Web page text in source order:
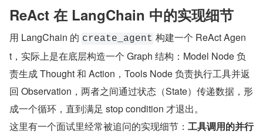
ReAct 在 LangChain 中的实现细节
用 LangChain 的 create_agent 构建一个 ReAct Agen
t，实际上是在底层构造一个 Graph 结构：Model Node 负
责生成 Thought 和 Action，Tools Node 负责执行工具并返
回 Observation，两者之间通过状态（State）传递数据，形
成一个循环，直到满足 stop condition 才退出。
这里有一个面试里经常被追问的实现细节： 工具调用的并行